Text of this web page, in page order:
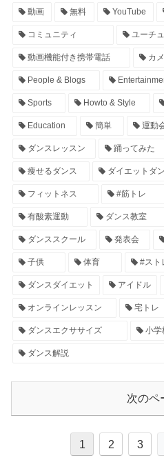
動画 無料 YouTube
コミュニティ ユーチ
動画機能付き携帯電話 カ
People & Blogs
Sports Howto & Style
Education 簡単 運動
ダンスレッスン 踊ってみた
痩せるダンス ダイエットダ
フィットネス #筋トレ
有酸素運動 ダンス教室
ダンススクール 発表会
子供 体育 #スト
ダンスダイエット アイドル
オンラインレッスン 宅トレ
ダンスエクササイズ 小学
ダンス解説
次のペ
1 2 3